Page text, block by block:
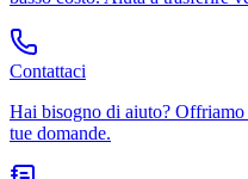
Contattaci
Hai bisogno di aiuto? Offriamo
tue domande.